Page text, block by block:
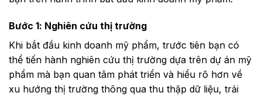
Bước 1: Nghiên cứu thị trường
Khi bắt đầu kinh doanh mỹ phẩm, trước tiên bạn có
thể tiến hành nghiên cứu thị trường dựa trên dự án mỹ
phẩm mà bạn quan tâm phát triển và hiểu rõ hơn về
xu hướng thị trường thông qua thu thập dữ liệu, trải